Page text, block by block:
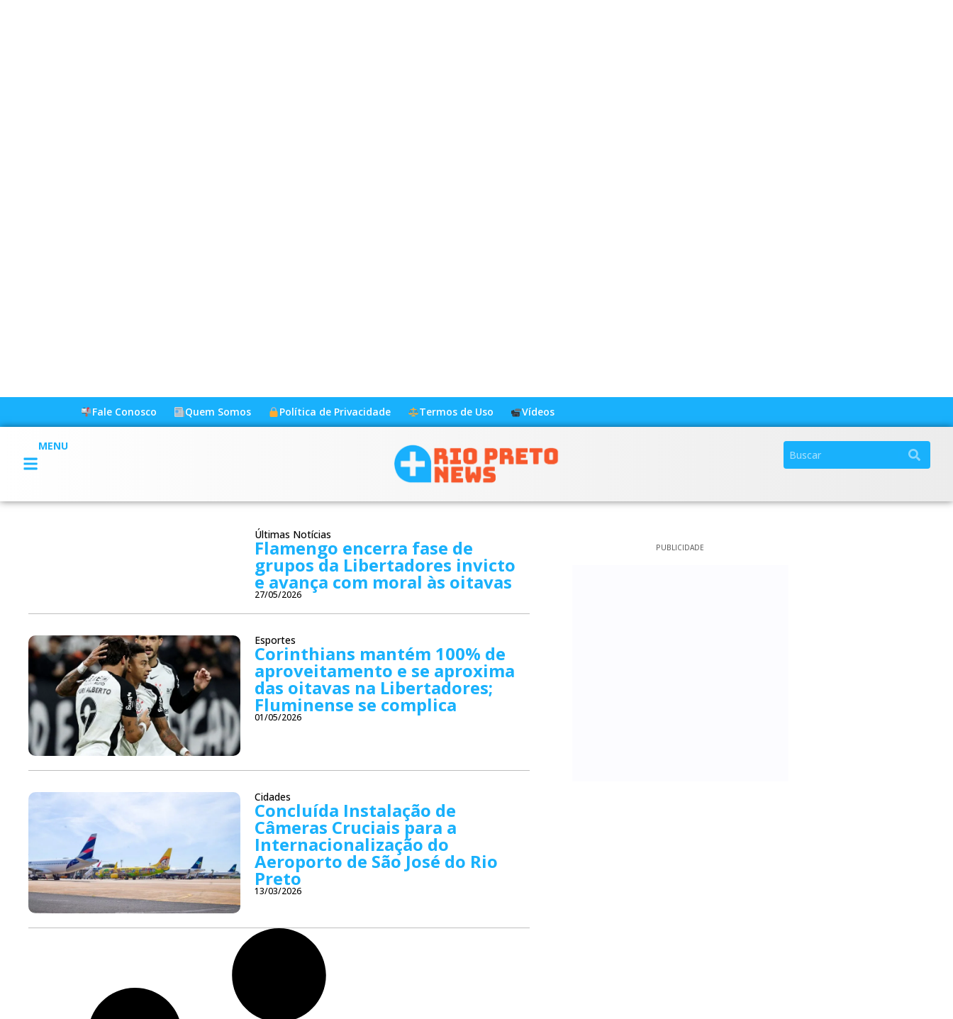
Fale Conosco Quem Somos Política de Privacidade Termos de Uso Vídeos
MENU
Últimas Notícias
Flamengo encerra fase de
grupos da Libertadores invicto
e avança com moral às oitavas
27/05/2026
Esportes
Corinthians mantém 100% de
aproveitamento e se aproxima
das oitavas na Libertadores;
Fluminense se complica
01/05/2026
Cidades
Concluída Instalação de
Câmeras Cruciais para a
Internacionalização do
Aeroporto de São José do Rio
Preto
13/03/2026
PUBLICIDADE